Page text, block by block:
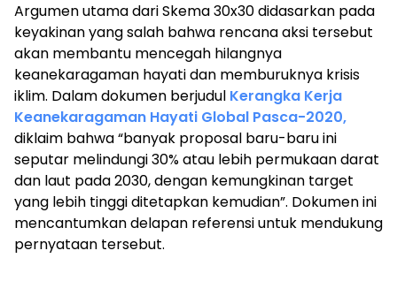
Argumen utama dari Skema 30x30 didasarkan pada
keyakinan yang salah bahwa rencana aksi tersebut
akan membantu mencegah hilangnya
keanekaragaman hayati dan memburuknya krisis
iklim. Dalam dokumen berjudul Kerangka Kerja
Keanekaragaman Hayati Global Pasca-2020,
diklaim bahwa “banyak proposal baru-baru ini
seputar melindungi 30% atau lebih permukaan darat
dan laut pada 2030, dengan kemungkinan target
yang lebih tinggi ditetapkan kemudian”. Dokumen ini
mencantumkan delapan referensi untuk mendukung
pernyataan tersebut.